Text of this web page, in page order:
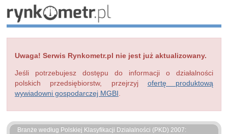
Uwaga! Serwis Rynkometr.pl nie jest już aktualizowany.
Jeśli potrzebujesz dostępu do informacji o działalności
polskich przedsiębiorstw, przejrzyj ofertę produktową
wywiadowni gospodarczej MGBI
Branże według Polskiej Klasyfikacji Działalności (PKD) 2007: